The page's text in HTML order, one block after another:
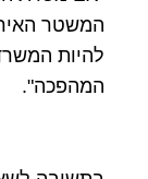
המשטר
להיות
המהפכה".